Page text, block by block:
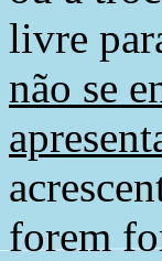
livre
não se
forem